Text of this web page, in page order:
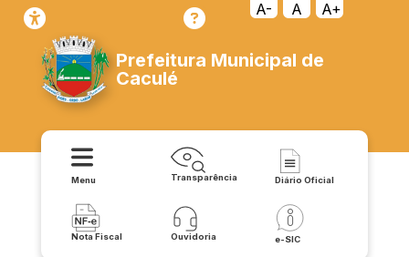
A- A A+
Prefeitura Municipal de
Caculé
Menu Transparência Diário Oficial
Nota Fiscal Ouvidoria e-SIC